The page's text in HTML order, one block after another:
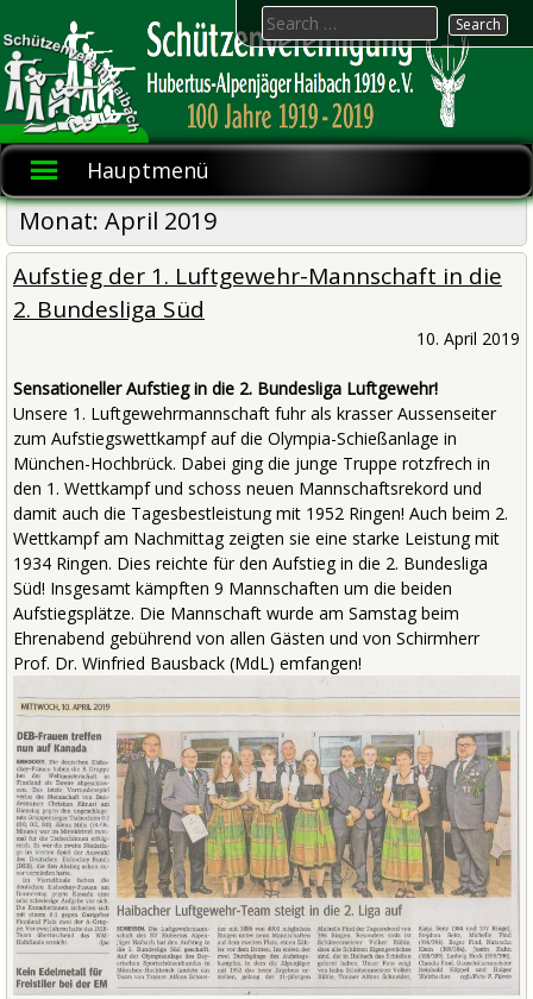
to
content
Hubertus-
Alpenjäger
Haibach
Schützenvereinigung
1919 e.V.
Hauptmenü
Search
for:
Monat: April 2019
Aufstieg der 1. Luftgewehr-Mannschaft in die
2. Bundesliga Süd
10. April 2019
Sensationeller Aufstieg in die 2. Bundesliga Luftgewehr!
Unsere 1. Luftgewehrmannschaft fuhr als krasser Aussenseiter
zum Aufstiegswettkampf auf die Olympia-Schießanlage in
München-Hochbrück. Dabei ging die junge Truppe rotzfrech in
den 1. Wettkampf und schoss neuen Mannschaftsrekord und
damit auch die Tagesbestleistung mit 1952 Ringen! Auch beim 2.
Wettkampf am Nachmittag zeigten sie eine starke Leistung mit
1934 Ringen. Dies reichte für den Aufstieg in die 2. Bundesliga
Süd! Insgesamt kämpften 9 Mannschaften um die beiden
Aufstiegsplätze. Die Mannschaft wurde am Samstag beim
Ehrenabend gebührend von allen Gästen und von Schirmherr
Prof. Dr. Winfried Bausback (MdL) emfangen!